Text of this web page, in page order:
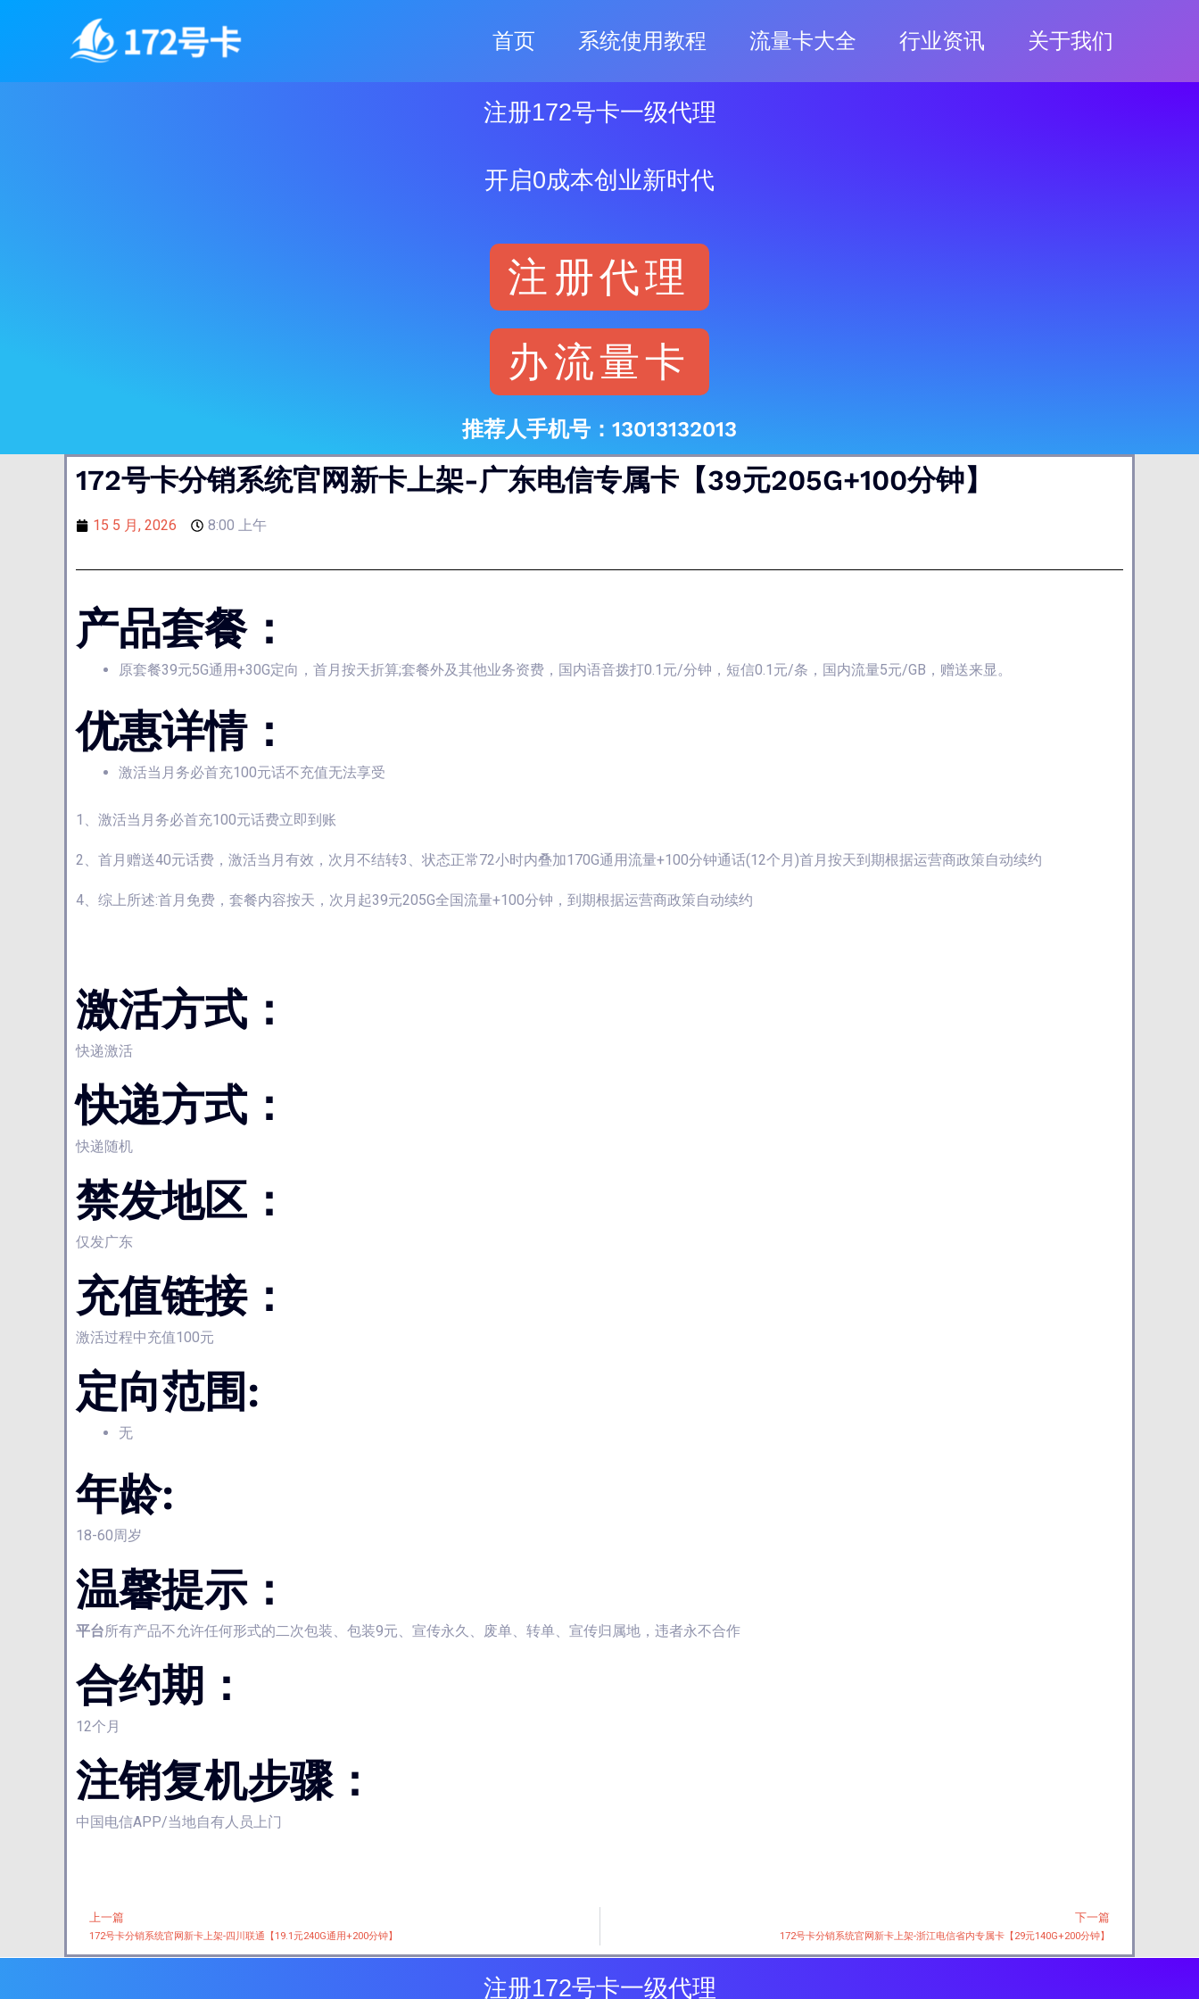
首页 系统使用教程 流量卡大全 行业资讯 关于我们
注册172号卡一级代理
开启0成本创业新时代
注册代理
办流量卡
推荐人手机号：13013132013
172号卡分销系统官网新卡上架-广东电信专属卡【39元205G+100分钟】
15 5 月, 2026 8:00 上午
产品套餐：
原套餐39元5G通用+30G定向，首月按天折算;套餐外及其他业务资费，国内语音拨打0.1元/分钟，短信0.1元/条，国内流量5元/GB，赠送来显。
优惠详情：
激活当月务必首充100元话不充值无法享受
1、激活当月务必首充100元话费立即到账
2、首月赠送40元话费，激活当月有效，次月不结转3、状态正常72小时内叠加170G通用流量+100分钟通话(12个月)首月按天到期根据运营商政策自动续约
4、综上所述:首月免费，套餐内容按天，次月起39元205G全国流量+100分钟，到期根据运营商政策自动续约
激活方式：
快递激活
快递方式：
快递随机
禁发地区：
仅发广东
充值链接：
激活过程中充值100元
定向范围:
无
年龄:
18-60周岁
温馨提示：
平台所有产品不允许任何形式的二次包装、包装9元、宣传永久、废单、转单、宣传归属地，违者永不合作
合约期：
12个月
注销复机步骤：
中国电信APP/当地自有人员上门
Prev
上一篇
172号卡分销系统官网新卡上架-四川联通【19.1元240G通用+200分钟】
下一篇
172号卡分销系统官网新卡上架-浙江电信省内专属卡【29元140G+200分钟】
注册172号卡一级代理